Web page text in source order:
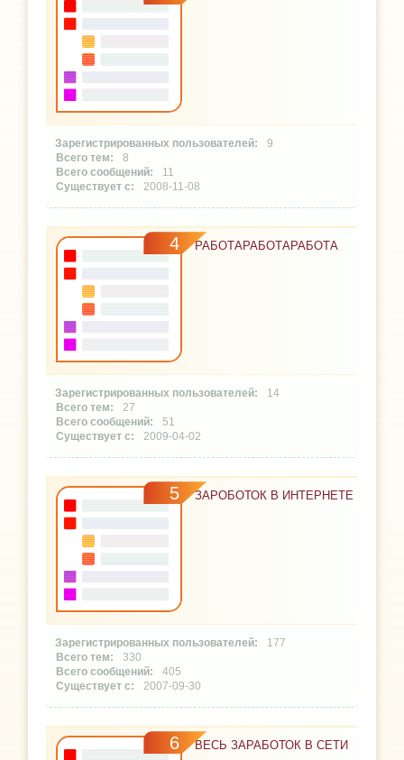
9
8
11
2008-11-08
4 РАБОТАРАБОТАРАБОТА
14
27
51
2009-04-02
5 ЗАРОБОТОК В ИНТЕРНЕТЕ
177
330
405
2007-09-30
6 ВЕСЬ ЗАРАБОТОК В СЕТИ